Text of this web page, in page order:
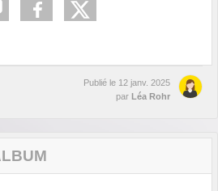
Publié le 12 janv. 2025
par
Léa Rohr